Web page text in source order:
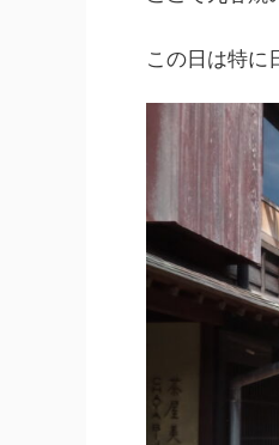
この日は特に